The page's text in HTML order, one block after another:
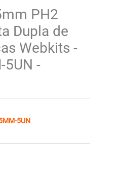
PH2
Dupla de
Webkits -
5UN -
5UN